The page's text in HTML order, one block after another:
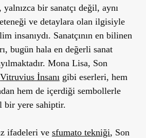
bir sanatçı değil, aynı
ve detaylara olan ilgisiyle
insanıydı. Sanatçının en bilinen
bugün hala en değerli sanat
Mona Lisa, Son
Vitruvius İnsanı gibi eserleri, hem
hem de içerdiği sembollerle
bir yere sahiptir.
ifadeleri ve sfumato tekniği, Son